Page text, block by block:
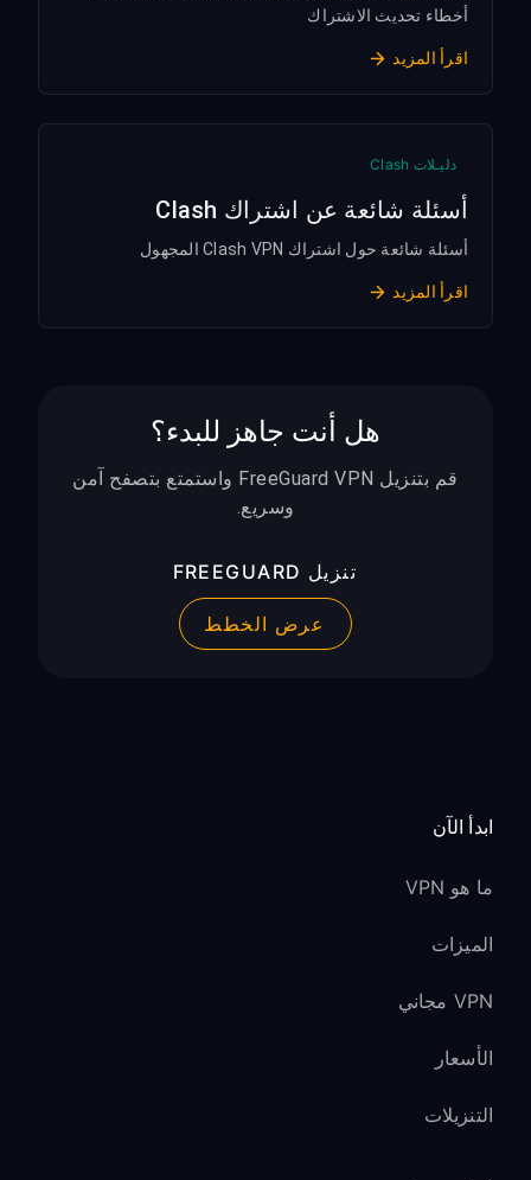
أخطاء تحديث الاشتراك
اقرأ المزيد
دليـلات Clash
أسئلة شائعة عن اشتراك Clash
أسئلة شائعة حول اشتراك Clash VPN المجهول
اقرأ المزيد
هل أنت جاهز للبدء؟
قم بتنزيل FreeGuard VPN واستمتع بتصفح آمن
وسريع.
تنزيل FREEGUARD
عرض الخطط
ابدأ الآن
ما هو VPN
الميزات
VPN مجاني
الأسعار
التنزيلات